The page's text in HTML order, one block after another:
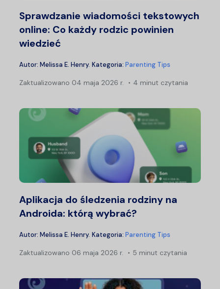
Sprawdzanie wiadomości tekstowych
online: Co każdy rodzic powinien
wiedzieć
Autor: Melissa E. Henry. Kategoria: Parenting Tips
Zaktualizowano 04 maja 2026 r. 4 minut czytania
Aplikacja do śledzenia rodziny na
Androida: którą wybrać?
Autor: Melissa E. Henry. Kategoria: Parenting Tips
Zaktualizowano 06 maja 2026 r. 5 minut czytania